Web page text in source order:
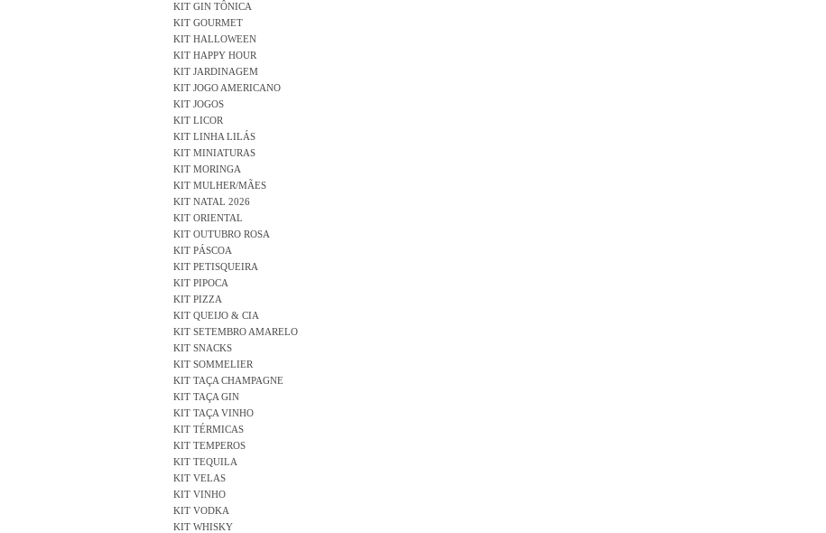
KIT GIN TÔNICA
KIT GOURMET
KIT HALLOWEEN
KIT HAPPY HOUR
KIT JARDINAGEM
KIT JOGO AMERICANO
KIT JOGOS
KIT LICOR
KIT LINHA LILÁS
KIT MINIATURAS
KIT MORINGA
KIT MULHER/MÃES
KIT NATAL 2026
KIT ORIENTAL
KIT OUTUBRO ROSA
KIT PÁSCOA
KIT PETISQUEIRA
KIT PIPOCA
KIT PIZZA
KIT QUEIJO & CIA
KIT SETEMBRO AMARELO
KIT SNACKS
KIT SOMMELIER
KIT TAÇA CHAMPAGNE
KIT TAÇA GIN
KIT TAÇA VINHO
KIT TÉRMICAS
KIT TEMPEROS
KIT TEQUILA
KIT VELAS
KIT VINHO
KIT VODKA
KIT WHISKY